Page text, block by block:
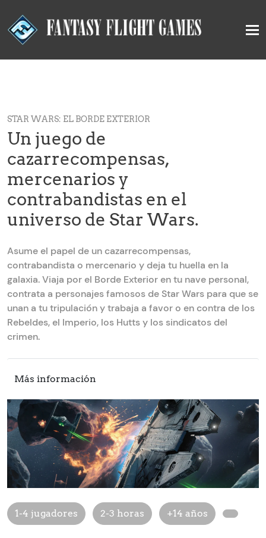
STAR WARS: EL BORDE EXTERIOR
Un juego de
cazarrecompensas,
mercenarios y
contrabandistas en el
universo de Star Wars.
Asume el papel de un cazarrecompensas,
contrabandista o mercenario y deja tu huella en la
galaxia. Viaja por el Borde Exterior en tu nave personal,
contrata a personajes famosos de Star Wars para que se
unan a tu tripulación y trabaja a favor o en contra de los
Rebeldes, el Imperio, los Hutts y los sindicatos del
crimen.
1-4 jugadores 2-3 horas +14 años